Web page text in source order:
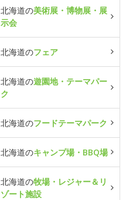
北海道の美術展・博物展・展
示会
北海道のフェア
北海道の遊園地・テーマパー
ク
北海道のフードテーマパーク
北海道のキャンプ場・BBQ場
北海道の牧場・レジャー＆リ
ゾート施設